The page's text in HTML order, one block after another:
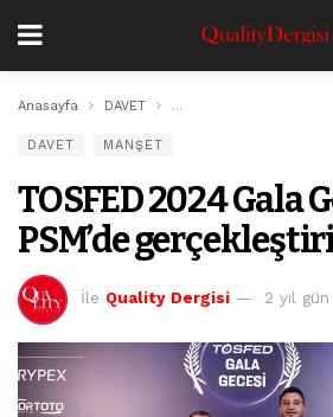
Anasayfa DAVET TOSFED 2024 Gala
DAVET MANŞET
TOSFED 2024 Gala
PSM’de
İle Quality Dergisi 2 yıl gün